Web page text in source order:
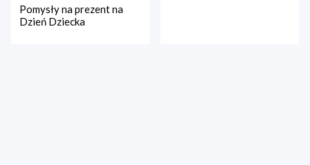
Pomysły na prezent na
Dzień Dziecka